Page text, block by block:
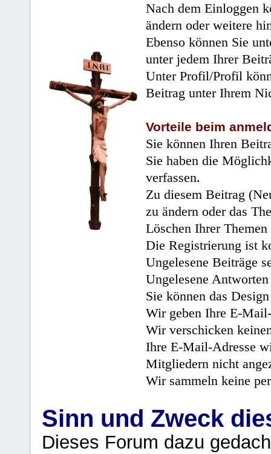
Nach dem Einloggen
ändern oder weitere
Ebenso können Sie
unter jedem Ihrer
Unter Profil/Profil
Beitrag unter Ihrem
Vorteile beim
Sie können Ihren
Sie haben die
verfassen.
Zu diesem Beitrag
zu ändern oder das
Löschen Ihrer
Die Registrierung ist
Ungelesene Beiträge
Ungelesene
Sie können das
Wir geben Ihre E-
Wir verschicken
Ihre E-Mail-Adresse
Mitgliedern nicht
Wir sammeln keine
Sinn und Zweck
Dieses Forum dazu